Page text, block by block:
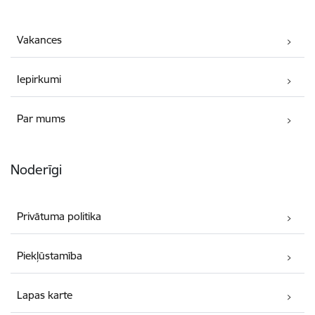
Vakances
Iepirkumi
Par mums
Noderīgi
Privātuma politika
Piekļūstamība
Lapas karte